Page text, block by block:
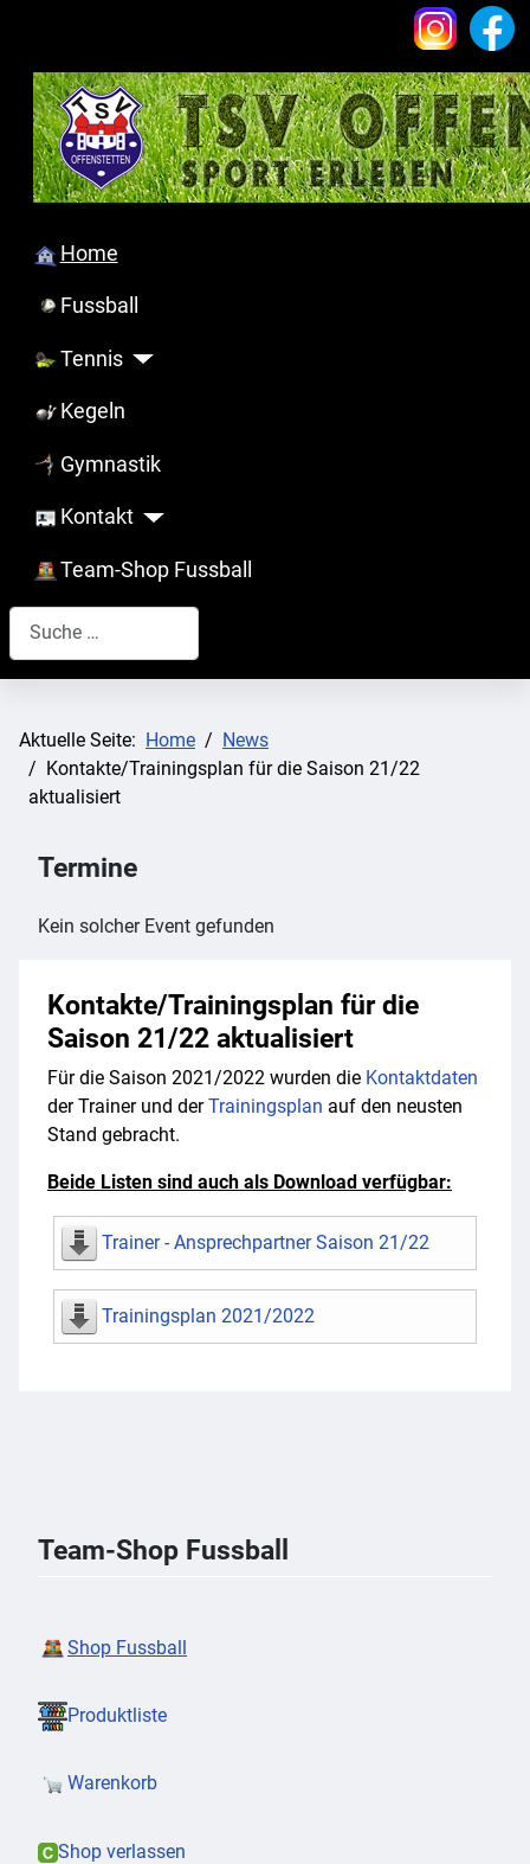
Home
Fussball
Tennis
Kegeln
Gymnastik
Kontakt
Team-Shop Fussball
Suchen
Aktuelle Seite: Home
News
Kontakte/Trainingsplan für die Saison 21/22
aktualisiert
Termine
Kein solcher Event gefunden
Kontakte/Trainingsplan für die
Saison 21/22 aktualisiert
Für die Saison 2021/2022 wurden die Kontaktdaten
der Trainer und derTrainingsplan auf den neusten
Stand gebracht.
Beide Listen sind auch als Download verfügbar:
Trainer - Ansprechpartner Saison 21/22
Trainingsplan 2021/2022
Team-Shop Fussball
Shop Fussball
Produktliste
Warenkorb
Shop verlassen